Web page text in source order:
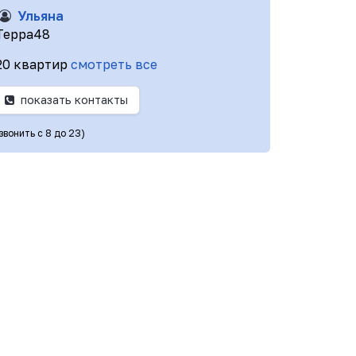
Ульяна
квартир смотреть все
показать контакты
с 8 до 23)